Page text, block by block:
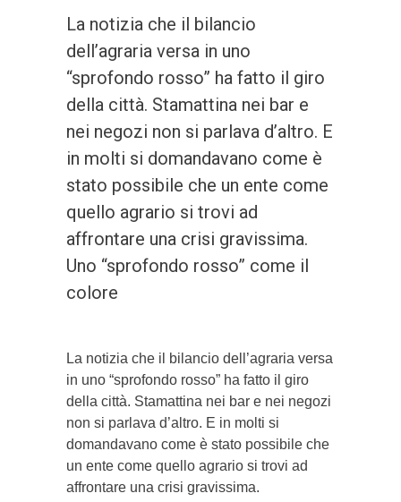
La notizia che il bilancio
dell’agraria versa in uno
“sprofondo rosso” ha fatto il giro
della città. Stamattina nei bar e
nei negozi non si parlava d’altro. E
in molti si domandavano come è
stato possibile che un ente come
quello agrario si trovi ad
affrontare una crisi gravissima.
Uno “sprofondo rosso” come il
colore
La notizia che il bilancio dell’agraria versa
in uno “sprofondo rosso” ha fatto il giro
della città. Stamattina nei bar e nei negozi
non si parlava d’altro. E in molti si
domandavano come è stato possibile che
un ente come quello agrario si trovi ad
affrontare una crisi gravissima.